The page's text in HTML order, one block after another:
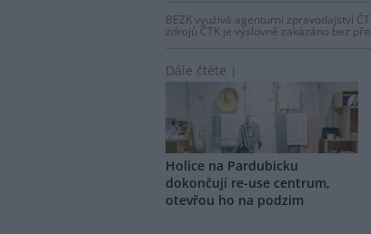
BEZK využívá agenturní zpravodajství
zdrojů ČTK je výslovně zakázáno bez
Dále čtěte |
Holice na Pardubicku
dokončují re-use centrum,
otevřou ho na podzim